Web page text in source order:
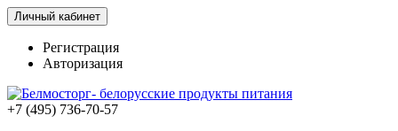
Личный кабинет
Регистрация
Авторизация
+7 (495) 736-70-57